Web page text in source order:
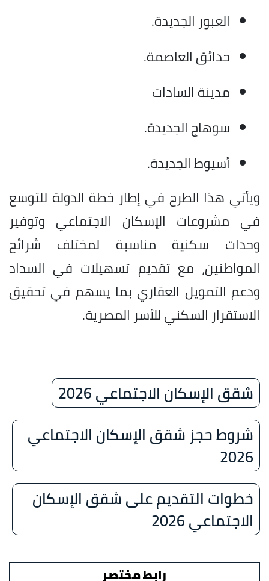
العبور الجديدة.
حدائق العاصمة.
مدينة السادات
سوهاج الجديدة.
أسيوط الجديدة.
ويأتي هذا الطرح في إطار خطة الدولة للتوسع
في مشروعات الإسكان الاجتماعي وتوفير
وحدات سكنية مناسبة لمختلف شرائح
المواطنين، مع تقديم تسهيلات في السداد
ودعم التمويل العقاري بما يسهم في تحقيق
الاستقرار السكني للأسر المصرية.
شقق الإسكان الاجتماعي 2026
شروط حجز شقق الإسكان الاجتماعي
2026
خطوات التقديم على شقق الإسكان
الاجتماعي 2026
رابط مختصر